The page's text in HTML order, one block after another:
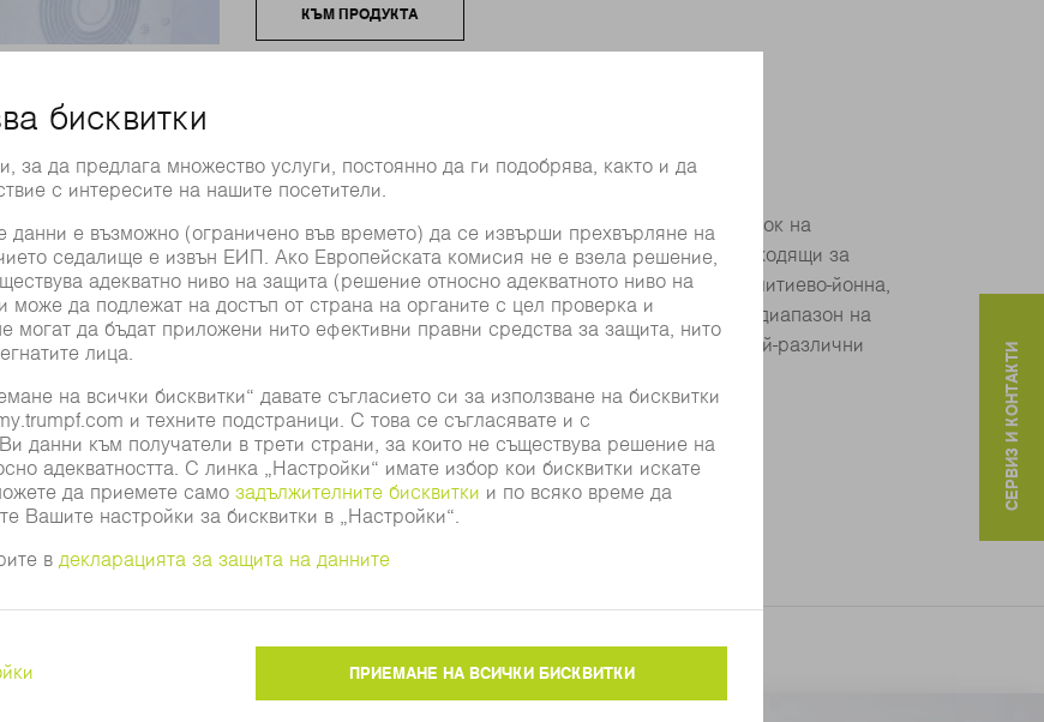
КЪМ ПРОДУКТА
TruConvert DC серия 1000
Двупосочните конвертори постоянен ток – постоянен ток на
TruConvert DC серия 1000 от TRUMPF Hüttinger са подходящи за
използване с всяка една батерия, независимо дали е литиево-йонна,
Second life, редокс поточна, или оловна. Широкият им диапазон на
напрежение от 0 V до 700 V ги прави приложими за най-различни
КЪМ ПРОДУКТА
Вероятно и следните теми са Ви интересни
СЕРВИЗ И КОНТАКТИ